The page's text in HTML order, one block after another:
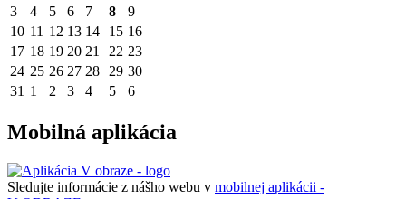
3
4 5 6 7 8
9
10 11 12 13 14 15 16
17 18 19 20 21 22 23
24 25 26 27 28 29 30
31 1 2 3 4 5 6
Mobilná aplikácia
Sledujte informácie z nášho webu v mobilnej aplikácii -